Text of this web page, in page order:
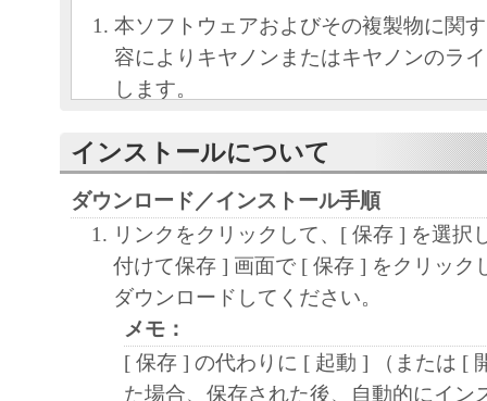
本ソフトウェアおよびその複製物に関
容によりキヤノンまたはキヤノンのラ
します。
といいます。）に対し、本ソフトウェ
独占的権利を許諾します。
ユーザーは、本ソフトウェアの全部ま
改変、リバース・エンジニアリング、
は逆アセンブル等することはできませ
キヤノン、キヤノンマーケティングジ
よびキヤノンのライセンサーは、本ソ
インストールについて
ダウンロード／インストール手順
リンクをクリックして、[ 保存 ] を選択
付けて保存 ] 画面で [ 保存 ] をクリック
ダウンロードしてください。
メモ：
[ 保存 ] の代わりに [ 起動 ] （または [
た場合、保存された後、自動的にイン